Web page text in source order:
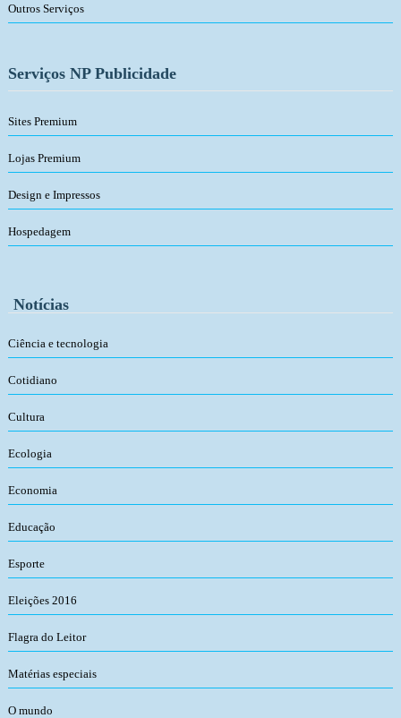
Outros Serviços
Serviços NP Publicidade
Sites Premium
Lojas Premium
Design e Impressos
Hospedagem
Notícias
Ciência e tecnologia
Cotidiano
Cultura
Ecologia
Economia
Educação
Esporte
Eleições 2016
Flagra do Leitor
Matérias especiais
O mundo